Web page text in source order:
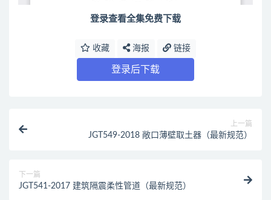
登录查看全集免费下载
收藏 海报 链接
登录后下载
上一篇
JGT549-2018 敞口薄壁取土器（最新规范）
下一篇
JGT541-2017 建筑隔震柔性管道（最新规范）